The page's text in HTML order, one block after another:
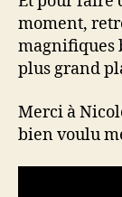
moment,
magnifiques
plus grand
Merci à
bien voulu